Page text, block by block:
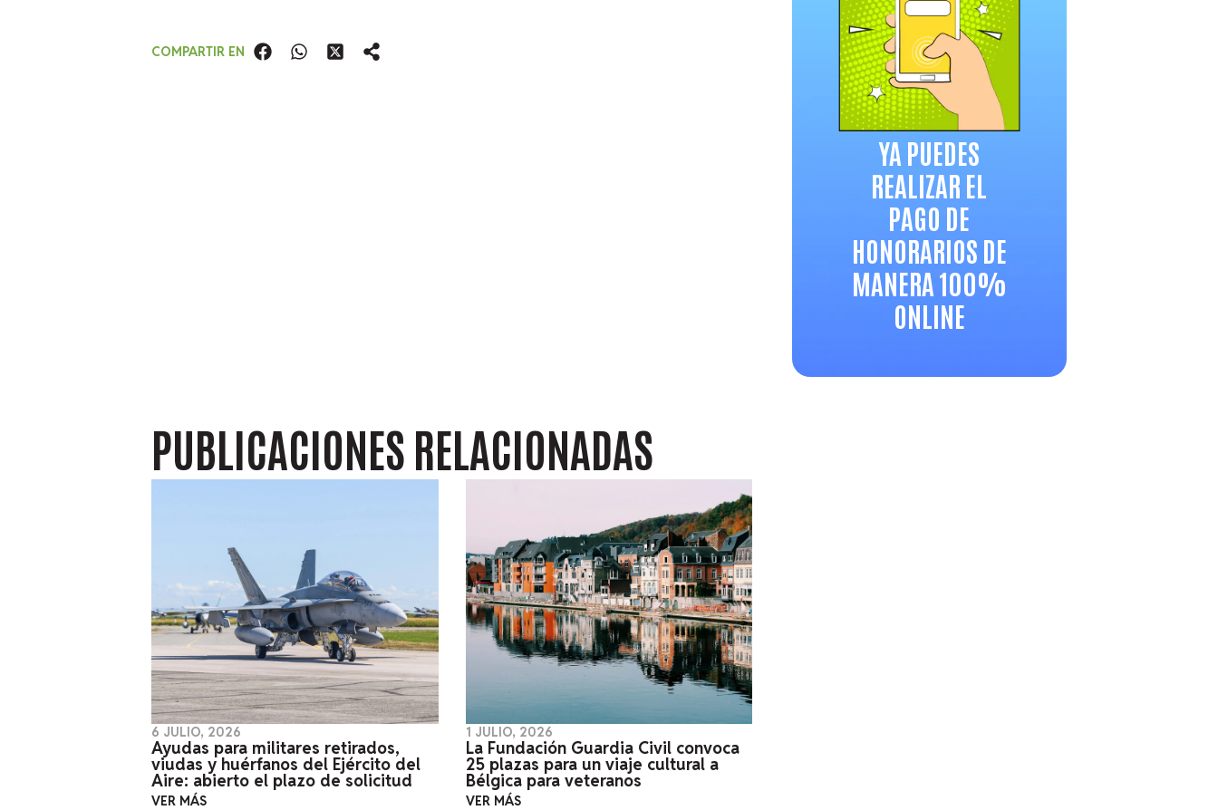
COMPARTIR EN
YA PUEDES
REALIZAR EL
PAGO DE
HONORARIOS DE
MANERA 100%
ONLINE
PUBLICACIONES RELACIONADAS
6 JULIO, 2026
Ayudas para militares retirados,
viudas y huérfanos del Ejército del
Aire: abierto el plazo de solicitud
VER MÁS
1 JULIO, 2026
La Fundación Guardia Civil convoca
25 plazas para un viaje cultural a
Bélgica para veteranos
VER MÁS